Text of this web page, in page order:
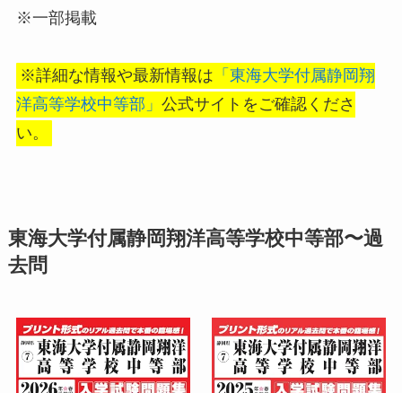
※一部掲載
※詳細な情報や最新情報は 「東海大学付属静岡翔
洋高等学校中等部」 公式サイトをご確認くださ
い。
東海大学付属静岡翔洋高等学校中等部〜過
去問